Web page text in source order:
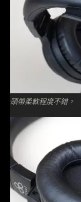
頭帶柔軟程度不錯。